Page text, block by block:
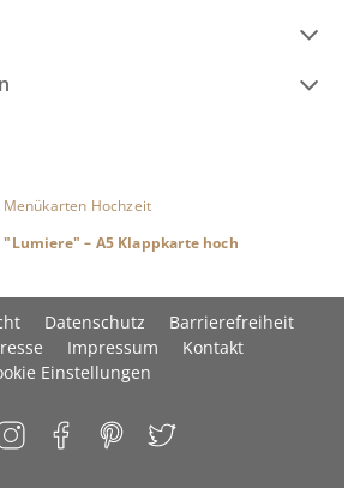
Menükarten Hochzeit
– A5 Klappkarte hoch
Datenschutz
Barrierefreiheit
Impressum
Kontakt
Einstellungen